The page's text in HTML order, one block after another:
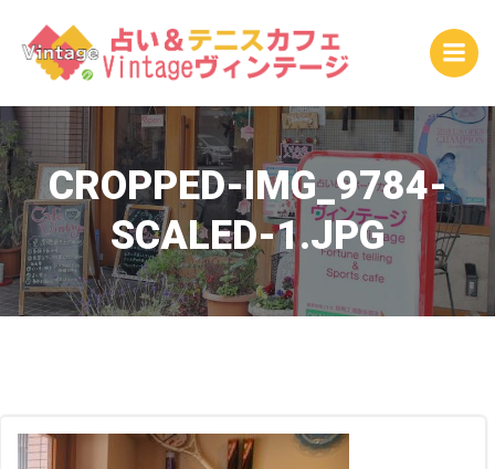
ン
テ
ツ
へ
ス
キ
ッ
プ
CROPPED-IMG_9784-
SCALED-1.JPG